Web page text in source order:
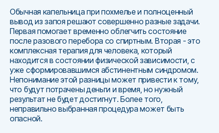
Обычная капельница при похмелье и полноценный
вывод из запоя решают совершенно разные задачи.
Первая помогает временно облегчить состояние
после разового перебора со спиртным. Вторая - это
комплексная терапия для человека, который
находится в состоянии физической зависимости, с
уже сформировавшимся абстинентным синдромом.
Непонимание этой разницы может привести к тому,
что будут потрачены деньги и время, но нужный
результат не будет достигнут. Более того,
неправильно выбранная процедура может быть
опасной.